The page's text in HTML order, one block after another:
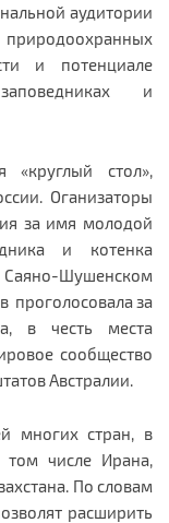
аудитории
и потенциале
и
«круглый стол»,
Оганизаторы
за имя молодой
и котенка
Шушенском
проголосовала за
в честь места
сообщество
Австралии.
многих стран, в
числе Ирана,
По словам
расширить